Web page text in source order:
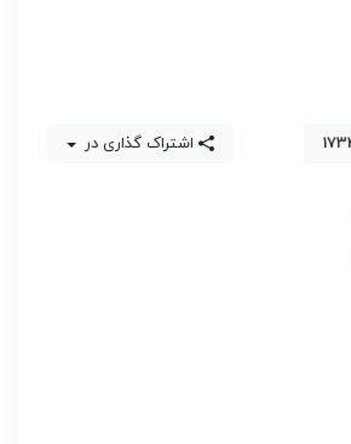
اشتراک گذاری در